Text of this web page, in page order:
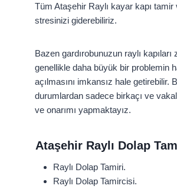
Tüm Ataşehir Raylı kayar kapı tamir
stresinizi giderebiliriz.
Bazen gardırobunuzun raylı
genellikle daha büyük bir problemin
açılmasını imkansız hale
durumlardan sadece birkaçı ve
ve onarımı yapmaktayız.
Ataşehir Raylı Dolap
Raylı Dolap Tamiri.
Raylı Dolap Tamircisi.